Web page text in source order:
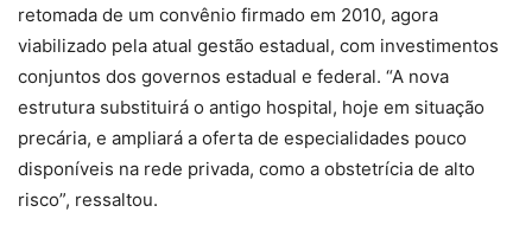
retomada de um convênio firmado em 2010, agora
viabilizado pela atual gestão estadual, com investimentos
conjuntos dos governos estadual e federal. “A nova
estrutura substituirá o antigo hospital, hoje em situação
precária, e ampliará a oferta de especialidades pouco
disponíveis na rede privada, como a obstetrícia de alto
risco”, ressaltou.